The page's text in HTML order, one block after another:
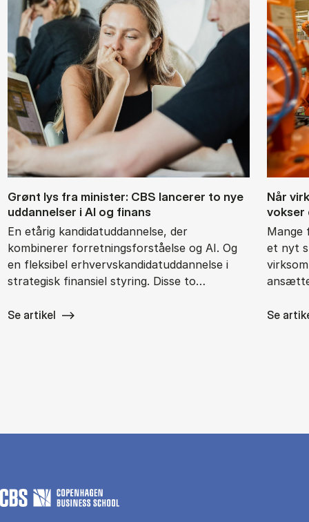
Grønt lys fra mi­ni­ster: CBS lan­ce­rer to nye
ud­dan­nel­ser i AI og fi­nans
En etårig kandidatuddannelse, der
kombinerer forretningsforståelse og AI. Og
en fleksibel erhvervskandidatuddannelse i
strategisk finansiel styring. Disse to…
Se artikel
Når
vok­ser
Mange
et nyt
Se